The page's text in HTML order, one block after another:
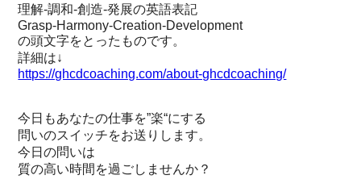
理解‐調和‐創造‐発展の英語表記
Grasp-Harmony-Creation-Development
の頭文字をとったものです。
詳細は↓
https://ghcdcoaching.com/about-ghcdcoaching/
今日もあなたの仕事を”楽“にする
問いのスイッチをお送りします。
今日の問いは
質の高い時間を過ごしませんか？